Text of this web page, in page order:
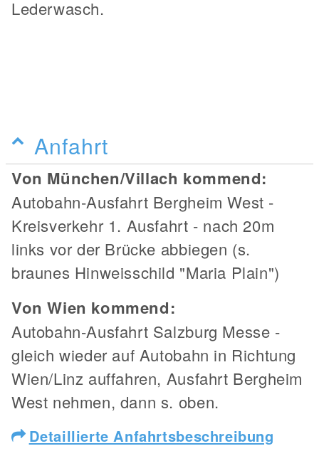
Lederwasch.
Anfahrt
Von München/Villach kommend:
Autobahn-Ausfahrt Bergheim West -
Kreisverkehr 1. Ausfahrt - nach 20m
links vor der Brücke abbiegen (s.
braunes Hinweisschild "Maria Plain")
Von Wien kommend:
Autobahn-Ausfahrt Salzburg Messe -
gleich wieder auf Autobahn in Richtung
Wien/Linz auffahren, Ausfahrt Bergheim
West nehmen, dann s. oben.
Detaillierte Anfahrtsbeschreibung